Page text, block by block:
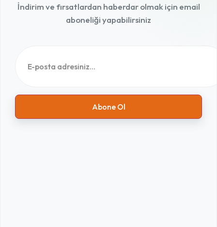
İndirim ve fırsatlardan haberdar olmak için email
aboneliği yapabilirsiniz
Abone Ol